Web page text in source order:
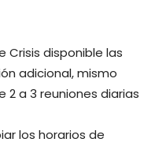
Crisis disponible las
adicional, mismo
a 3 reuniones diarias
los horarios de